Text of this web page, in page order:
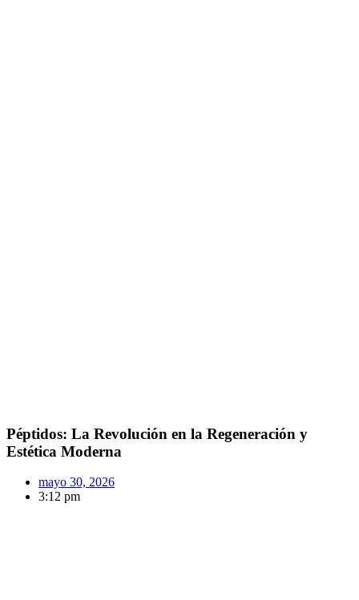
Péptidos: La Revolución en la Regeneración y
Estética Moderna
mayo 30, 2026
3:12 pm